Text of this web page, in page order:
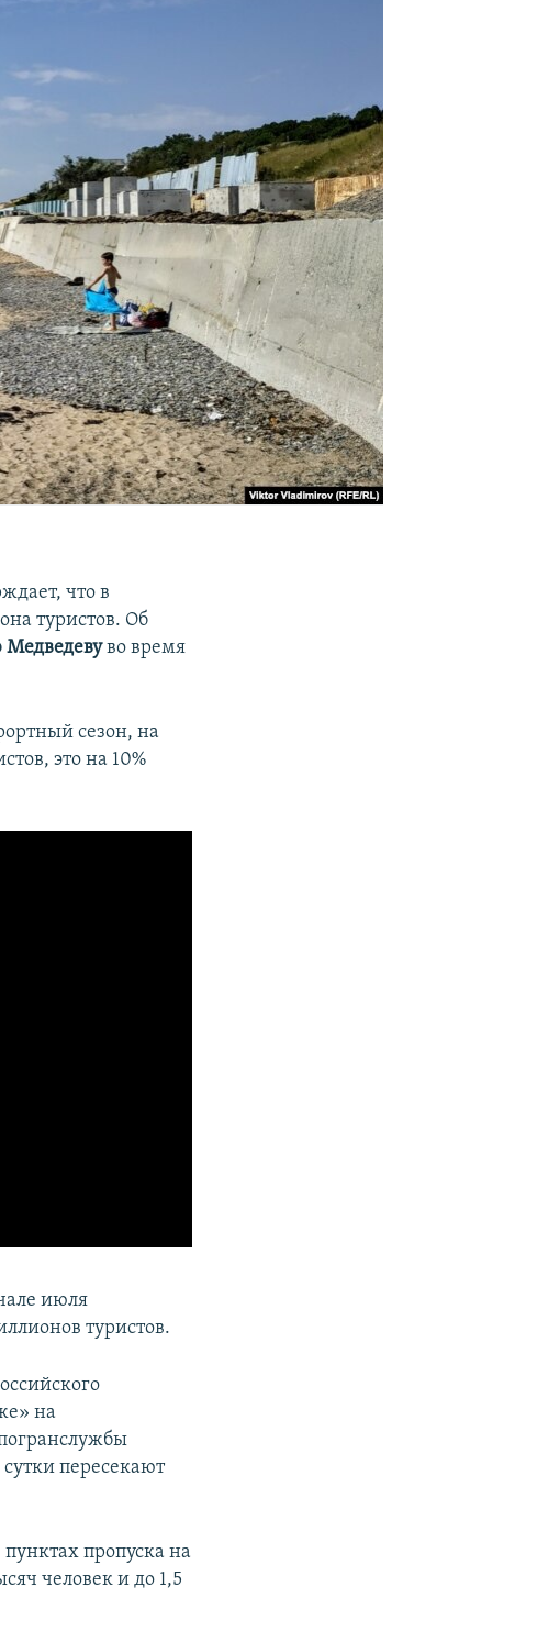
что в
туристов. Об
во время
сезон, на
это на 10%
июля
туристов.
на
пересекают
пропуска на
человек и до 1,5